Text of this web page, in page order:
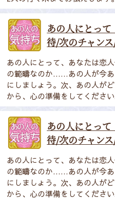
あの人にとっ
待/次のチャン
あの人にとって、あなたは恋
の範疇なのか……あの人が今
にしましょう。次、あの人が
から、心の準備をしてください
あの人にとっ
待/次のチャン
あの人にとって、あなたは恋
の範疇なのか……あの人が今
にしましょう。次、あの人が
から、心の準備をしてください